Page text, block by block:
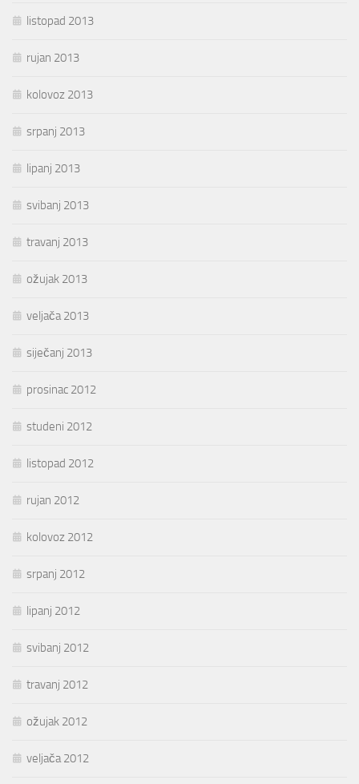
listopad 2013
rujan 2013
kolovoz 2013
srpanj 2013
lipanj 2013
svibanj 2013
travanj 2013
ožujak 2013
veljača 2013
siječanj 2013
prosinac 2012
studeni 2012
listopad 2012
rujan 2012
kolovoz 2012
srpanj 2012
lipanj 2012
svibanj 2012
travanj 2012
ožujak 2012
veljača 2012